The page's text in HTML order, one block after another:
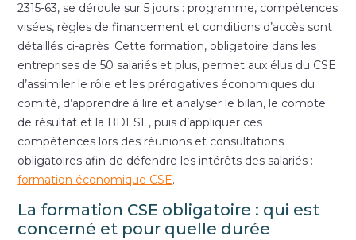
2315-63, se déroule sur 5 jours : programme, compétences
visées, règles de financement et conditions d’accès sont
détaillés ci-après. Cette formation, obligatoire dans les
entreprises de 50 salariés et plus, permet aux élus du CSE
d’assimiler le rôle et les prérogatives économiques du
comité, d’apprendre à lire et analyser le bilan, le compte
de résultat et la BDESE, puis d’appliquer ces
compétences lors des réunions et consultations
obligatoires afin de défendre les intérêts des salariés :
formation économique CSE.
La formation CSE obligatoire : qui est
concerné et pour quelle durée